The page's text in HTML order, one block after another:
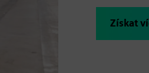
Získat